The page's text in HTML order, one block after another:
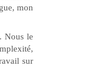
mon
Nous le
sur